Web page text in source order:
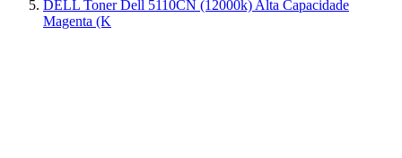
DELL Toner Dell 5110CN (12000k) Alta Capacidade
Magenta (K